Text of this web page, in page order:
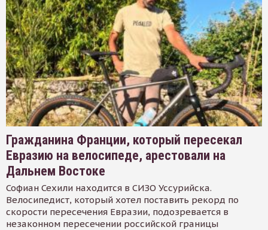
Гражданина Франции, который пересекал
Евразию на велосипеде, арестовали на
Дальнем Востоке
Софиан Сехили находится в СИЗО Уссурийска.
Велосипедист, который хотел поставить рекорд по
скорости пересечения Евразии, подозревается в
незаконном пересечении российской границы